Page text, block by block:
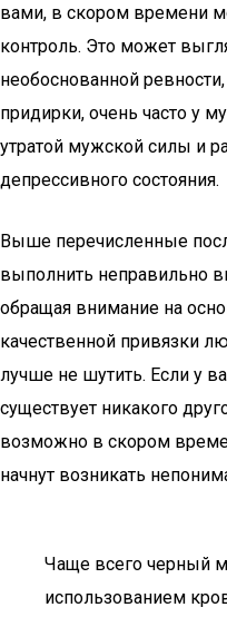
вами, в скором времени
контроль. Это может
необоснованной
придирки, очень часто у
утратой мужской силы и
депрессивного состояния.
Выше перечисленные
выполнить неправильно
обращая внимание на
качественной привязки
лучше не шутить. Если у
существует никакого
возможно в скором
начнут возникать
Чаще всего черный
использованием